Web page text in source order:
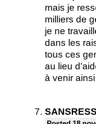
mais je
milliers de
je ne
dans les
tous ces
au lieu
à venir